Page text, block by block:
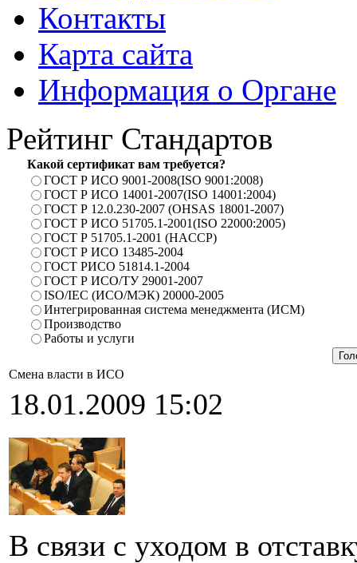
Контакты
Карта сайта
Информация о Органе
Рейтинг Стандартов
Какой сертификат вам требуется?
ГОСТ Р ИСО 9001-2008(ISO 9001:2008)
ГОСТ Р ИСО 14001-2007(ISO 14001:2004)
ГОСТ Р 12.0.230-2007 (OHSAS 18001-2007)
ГОСТ Р ИСО 51705.1-2001(ISO 22000:2005)
ГОСТ Р 51705.1-2001 (HACCP)
ГОСТ Р ИСО 13485-2004
ГОСТ РИСО 51814.1-2004
ГОСТ Р ИСО/ТУ 29001-2007
ISO/IEC (ИСО/МЭК) 20000-2005
Интегрированная система менеджмента (ИСМ)
Производство
Работы и услуги
Смена власти в ИСО
18.01.2009 15:02
В связи с уходом в